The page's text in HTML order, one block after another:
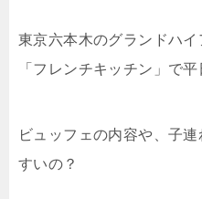
東京六本木のグランドハ
「フレンチキッチン」で
ビュッフェの内容や、子
すいの？